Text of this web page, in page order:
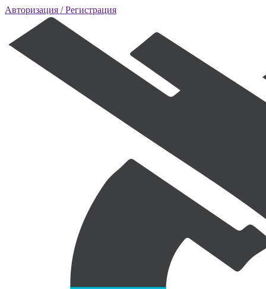
Авторизация / Регистрация